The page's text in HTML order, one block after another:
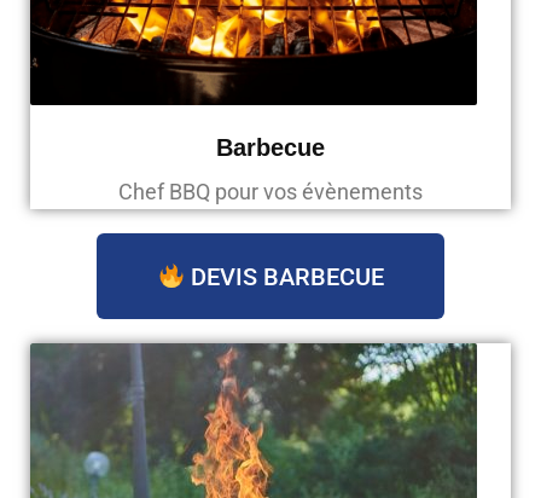
Barbecue
Chef BBQ pour vos évènements
DEVIS BARBECUE